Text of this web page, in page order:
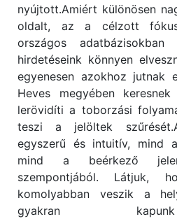
nyújtott.Amiért különösen
oldalt, az a célzott
országos
hirdetéseink könnyen
egyenesen azokhoz jutnak
Heves megyében
lerövidíti a toborzási
teszi a jelöltek
egyszerű és intuitív, mind
mind a beérkező
szempontjából. Látjuk,
komolyabban veszik a
gyakran